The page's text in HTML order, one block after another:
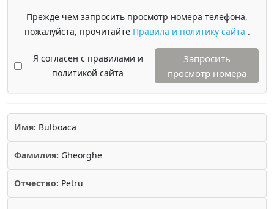
Прежде чем запросить просмотр номера телефона,
пожалуйста, прочитайте Правила и политику сайта .
Я согласен с правилами и
политикой сайта
Запросить
просмотр номера
Имя: Bulboaca
Фамилия: Gheorghe
Отчество: Petru